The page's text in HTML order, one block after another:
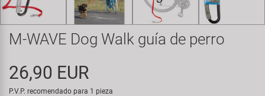
Transporte y Aparcamiento
Super B
Trail-Gator
Velo
M-WAVE Dog Walk guía de perro
26,90 EUR
P.V.P. recomendado para 1 pieza